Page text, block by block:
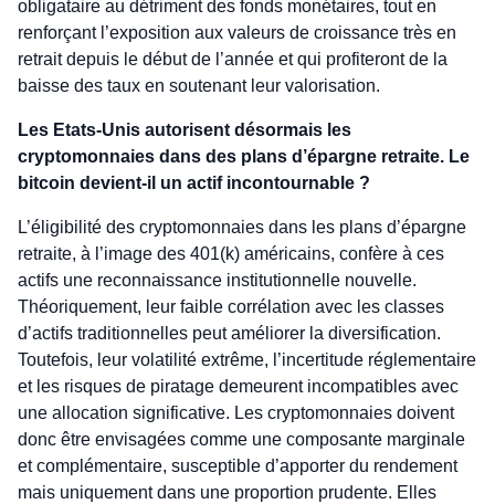
obligataire au détriment des fonds monétaires, tout en
renforçant l’exposition aux valeurs de croissance très en
retrait depuis le début de l’année et qui profiteront de la
baisse des taux en soutenant leur valorisation.
Les Etats-Unis autorisent désormais les
cryptomonnaies dans des plans d’épargne retraite. Le
bitcoin devient-il un actif incontournable ?
L’éligibilité des cryptomonnaies dans les plans d’épargne
retraite, à l’image des 401(k) américains, confère à ces
actifs une reconnaissance institutionnelle nouvelle.
Théoriquement, leur faible corrélation avec les classes
d’actifs traditionnelles peut améliorer la diversification.
Toutefois, leur volatilité extrême, l’incertitude réglementaire
et les risques de piratage demeurent incompatibles avec
une allocation significative. Les cryptomonnaies doivent
donc être envisagées comme une composante marginale
et complémentaire, susceptible d’apporter du rendement
mais uniquement dans une proportion prudente. Elles